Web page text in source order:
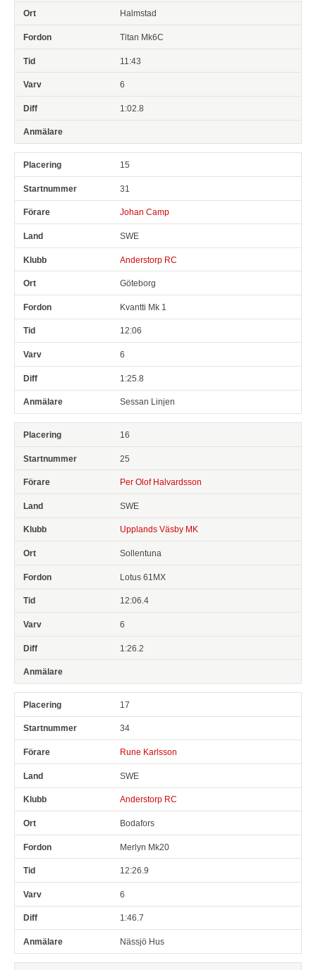
Halmstad
Titan Mk6C
11:43
6
1:02.8
15
31
Johan Camp
SWE
Anderstorp RC
Göteborg
Kvantti Mk 1
12:06
6
1:25.8
Sessan Linjen
16
25
Per Olof Halvardsson
SWE
Upplands Väsby MK
Sollentuna
Lotus 61MX
12:06.4
6
1:26.2
17
34
Rune Karlsson
SWE
Anderstorp RC
Bodafors
Merlyn Mk20
12:26.9
6
1:46.7
Nässjö Hus